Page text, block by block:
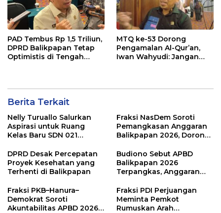
PAD Tembus Rp 1,5 Triliun,
DPRD Balikpapan Tetap
Optimistis di Tengah
MTQ ke-53 Dorong
Pengamalan Al-Qur’an,
Iwan Wahyudi: Jangan
Berita Terkait
Nelly Turuallo Salurkan
Aspirasi untuk Ruang
Kelas Baru SDN 021
Fraksi NasDem Soroti
Pemangkasan Anggaran
Balikpapan 2026, Dorong
Publik
DPRD Desak Percepatan
Proyek Kesehatan yang
Terhenti di Balikpapan
Budiono Sebut APBD
Balikpapan 2026
Terpangkas, Anggaran
Fraksi PKB–Hanura–
Demokrat Soroti
Akuntabilitas APBD 2026
Fraksi PDI Perjuangan
Meminta Pemkot
Rumuskan Arah